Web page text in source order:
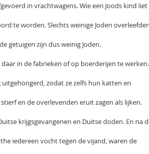
in vrachtwagens. Wie een Joods kind liet
te worden. Slechts weinige Joden
getuigen zijn dus weinig Joden.
in de fabrieken of op boerderijen te werken.
zodat ze zelfs hun katten en
en de overlevenden eruit zagen als lijken.
krijgsgevangenen en Duitse doden. En na
iedereen vocht tegen de vijand, waren de